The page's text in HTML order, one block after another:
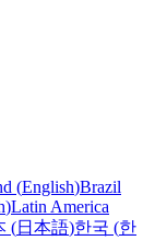
(English)Brazil
)Latin America
(日本語)한국 (한